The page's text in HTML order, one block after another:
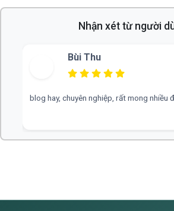
Nhận xét từ người
Bùi Thu
blog hay, chuyên nghiệp, rất mong nhiều